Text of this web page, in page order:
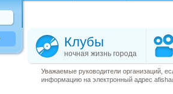
Клубы
ночная жизнь города
Уважаемые руководители организаций,
информацию на электронный адрес